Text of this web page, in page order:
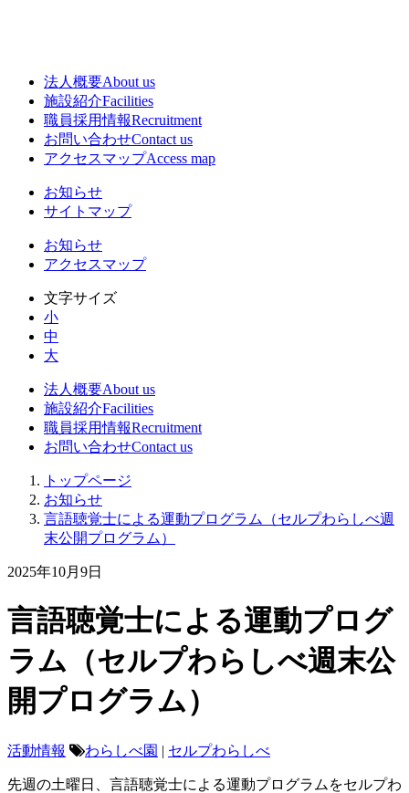
法人概要About us
施設紹介Facilities
職員採用情報Recruitment
お問い合わせContact us
アクセスマップAccess map
お知らせ
サイトマップ
お知らせ
アクセスマップ
文字サイズ
小
中
大
法人概要About us
施設紹介Facilities
職員採用情報Recruitment
お問い合わせContact us
トップページ
お知らせ
言語聴覚士による運動プログラム（セルプわらしべ週
末公開プログラム）
2025年10月9日
言語聴覚士による運動プログ
ラム（セルプわらしべ週末公
開プログラム）
活動情報 わらしべ園 | セルプわらしべ
先週の土曜日、言語聴覚士による運動プログラムをセルプわ